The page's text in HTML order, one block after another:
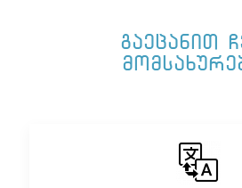
გაეცანით